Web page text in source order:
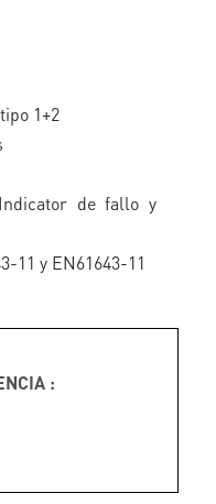
1+2
de fallo y
11 y EN61643-11
: